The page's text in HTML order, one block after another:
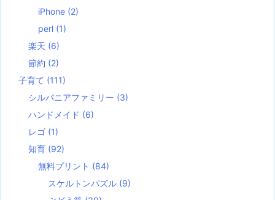
iPhone (2)
perl (1)
楽天 (6)
節約 (2)
子育て (111)
シルバニアファミリー (3)
ハンドメイド (6)
レゴ (1)
知育 (92)
無料プリント (84)
スケルトンパズル (9)